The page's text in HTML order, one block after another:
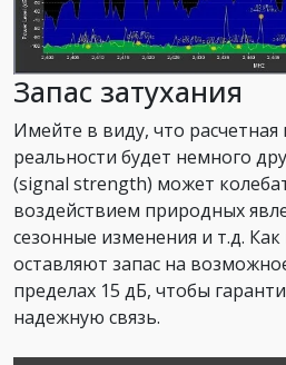
Запас затухания
Имейте в виду, что
реальности будет немного
(signal strength) может
воздействием природных
сезонные изменения и т.д.
оставляют запас на
пределах 15 дБ, чтобы
надежную связь.